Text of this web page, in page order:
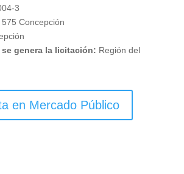
3
575 Concepción
genera la licitación: Región del
en Mercado Público